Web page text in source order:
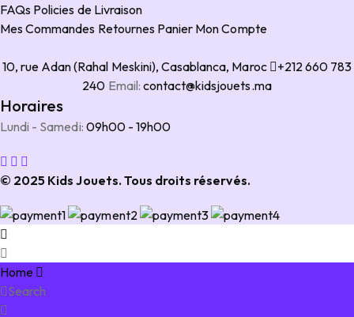
FAQs Policies de Livraison
Mes Commandes Retournes Panier Mon Compte
10, rue Adan (Rahal Meskini), Casablanca, Maroc
+212 660 783
240 Email: contact@kidsjouets.ma
Horaires
Lundi - Samedi: 09h00 - 19h00
© 2025 Kids Jouets. Tous droits réservés.
Home
Search